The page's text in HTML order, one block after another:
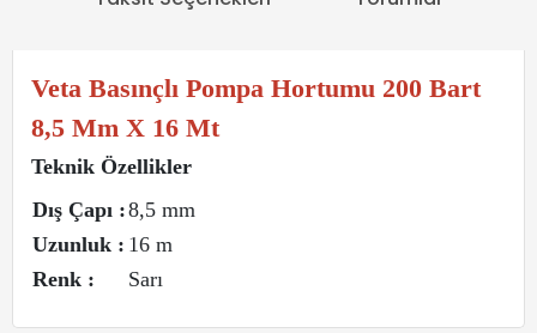
Veta Basınçlı Pompa Hortumu 200 Bart
8,5 Mm X 16 Mt
Teknik Özellikler
Dış Çapı :8,5 mm
Uzunluk : 16 m
Renk :
Sarı